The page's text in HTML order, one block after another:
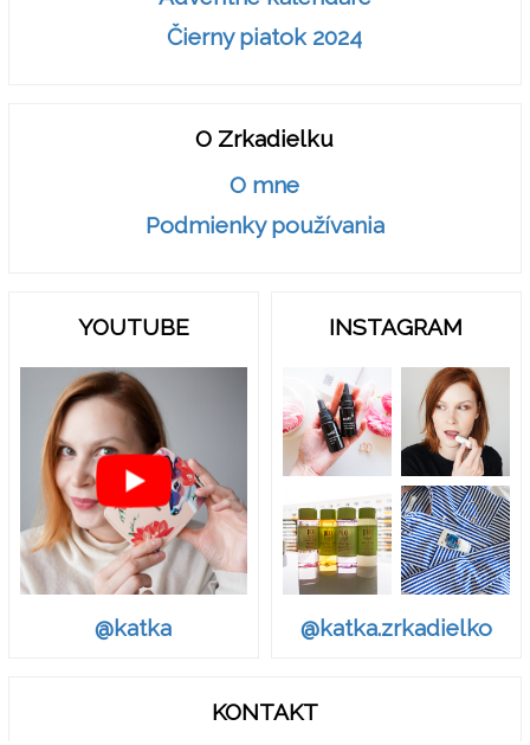
Čierny piatok 2024
O Zrkadielku
O mne
Podmienky používania
YOUTUBE
@katka
INSTAGRAM
@katka.zrkadielko
KONTAKT